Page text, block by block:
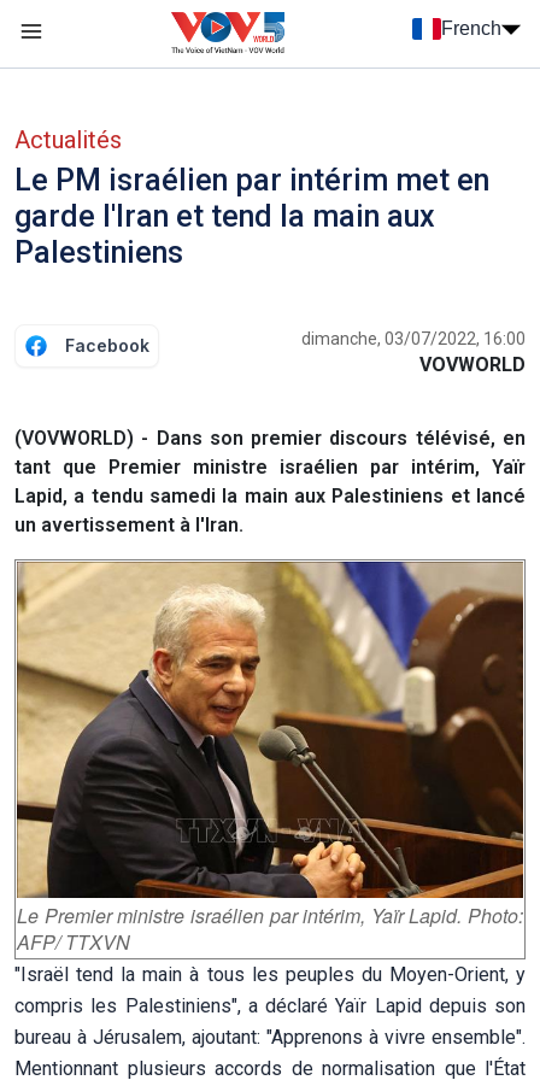
French
Actualités
Le PM israélien par intérim met en
garde l'Iran et tend la main aux
Palestiniens
Facebook dimanche, 03/07/2022, 16:00
VOVWORLD
(VOVWORLD) - Dans son premier discours télévisé, en
tant que Premier ministre israélien par intérim, Yaïr
Lapid, a tendu samedi la main aux Palestiniens et lancé
un avertissement à l'Iran.
Le Premier ministre israélien par intérim, Yaïr Lapid. Photo:
AFP/ TTXVN
"Israël tend la main à tous les peuples du Moyen-Orient, y
compris les Palestiniens", a déclaré Yaïr Lapid depuis son
bureau à Jérusalem, ajoutant: "Apprenons à vivre ensemble".
Mentionnant plusieurs accords de normalisation que l'État